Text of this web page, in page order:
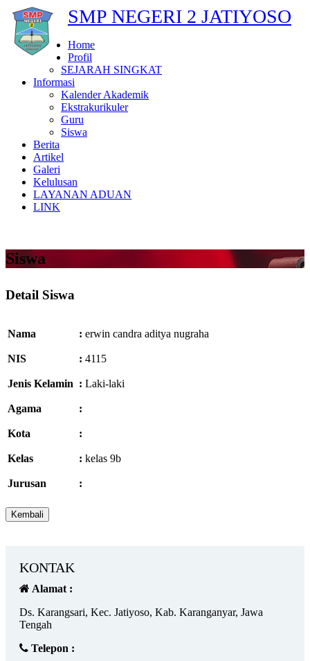
SMP NEGERI 2 JATIYOSO
Home
Profil
SEJARAH SINGKAT
Informasi
Kalender Akademik
Ekstrakurikuler
Guru
Siswa
Berita
Artikel
Galeri
Kelulusan
LAYANAN ADUAN
LINK
Siswa
Detail Siswa
Nama : erwin candra aditya nugraha
NIS : 4115
Jenis Kelamin : Laki-laki
Agama :
Kota :
Kelas : kelas 9b
Jurusan :
KONTAK
Alamat :
Ds. Karangsari, Kec. Jatiyoso, Kab. Karanganyar, Jawa
Tengah
Telepon :